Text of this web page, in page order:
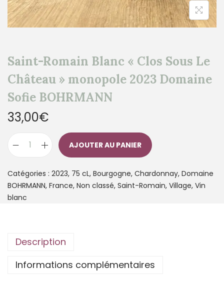
Saint-Romain Blanc « Clos Sous Le
Château » monopole 2023 Domaine
Sofie BOHRMANN
33,00€
AJOUTER AU PANIER
Catégories : 2023, 75 cL, Bourgogne, Chardonnay, Domaine
BOHRMANN, France, Non classé, Saint-Romain, Village, Vin
blanc
Description
Informations complémentaires